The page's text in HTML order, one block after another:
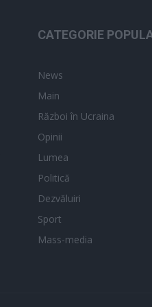
CATEGORIE
News
Main
Război în Ucraina
Opinii
Lumea
Politică
Dezvăluiri
Sport
Mass-media